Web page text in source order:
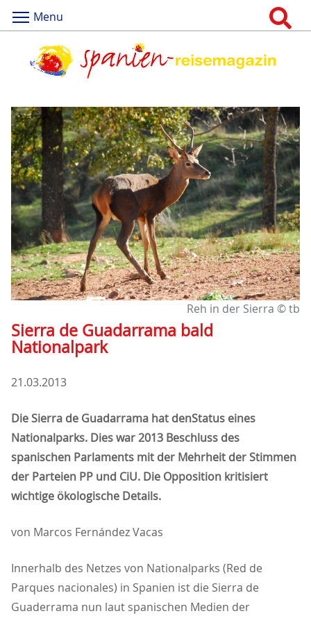
Menu
Reh in der Sierra © tb
Sierra de Guadarrama bald
Nationalpark
21.03.2013
Die Sierra de Guadarrama hat denStatus eines
Nationalparks. Dies war 2013 Beschluss des
spanischen Parlaments mit der Mehrheit der Stimmen
der Parteien PP und CiU. Die Opposition kritisiert
wichtige ökologische Details.
von Marcos Fernández Vacas
Innerhalb des Netzes von Nationalparks (Red de
Parques nacionales) in Spanien ist die Sierra de
Guaderrama nun laut spanischen Medien der